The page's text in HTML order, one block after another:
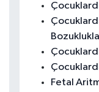
Fetal